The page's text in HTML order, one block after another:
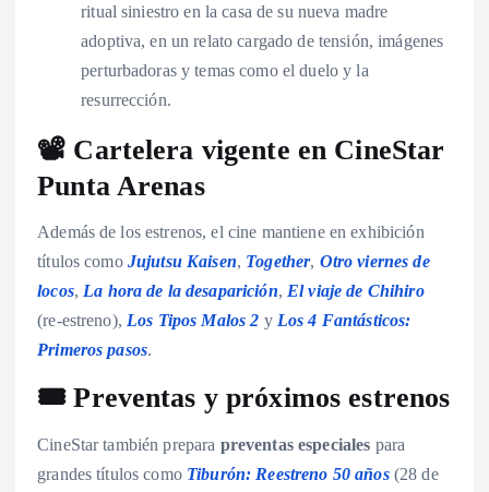
ritual siniestro en la casa de su nueva madre
adoptiva, en un relato cargado de tensión, imágenes
perturbadoras y temas como el duelo y la
resurrección.
📽️ Cartelera vigente en CineStar
Punta Arenas
Además de los estrenos, el cine mantiene en exhibición
títulos como Jujutsu Kaisen, Together, Otro viernes de
locos, La hora de la desaparición, El viaje de Chihiro
(re-estreno), Los Tipos Malos 2 y Los 4 Fantásticos:
Primeros pasos.
🎟️ Preventas y próximos estrenos
CineStar también prepara preventas especiales para
grandes títulos como Tiburón: Reestreno 50 años(28 de